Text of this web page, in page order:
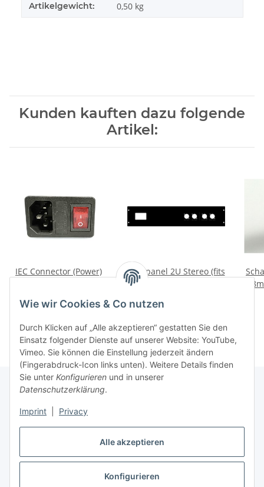
Alle akzeptieren
Konfigurieren
Wie wir Cookies & Co nutzen
Durch Klicken auf „Alle akzeptieren“ gestatten Sie den
Einsatz folgender Dienste auf unserer Website: YouTube,
Vimeo. Sie können die Einstellung jederzeit ändern
(Fingerabdruck-Icon links unten). Weitere Details finden
Sie unter Konfigurieren und in unserer
Datenschutzerklärung.
Imprint Privacy
Artikelgewicht: 0,50 kg
Kunden kauften dazu folgende
Artikel:
IEC Connector (Power)
Rearpanel 2U Stereo (fits
Informationen
Gesetzliche Informationen